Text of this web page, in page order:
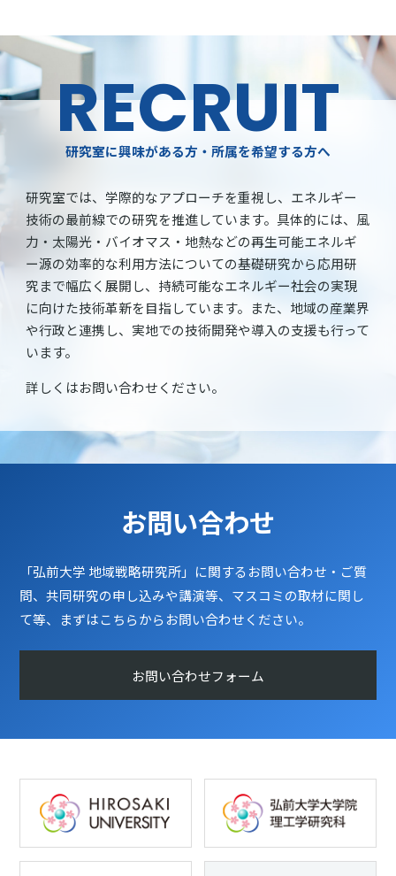
RECRUIT
研究室に興味がある方・所属を希望する方へ
研究室では、学際的なアプローチを重視し、エネルギー
技術の最前線での研究を推進しています。具体的には、風
力・太陽光・バイオマス・地熱などの再生可能エネルギ
ー源の効率的な利用方法についての基礎研究から応用研
究まで幅広く展開し、持続可能なエネルギー社会の実現
に向けた技術革新を目指しています。また、地域の産業界
や行政と連携し、実地での技術開発や導入の支援も行って
います。
詳しくはお問い合わせください。
お問い合わせ
「弘前大学 地域戦略研究所」に関するお問い合わせ・ご質
問、共同研究の申し込みや講演等、マスコミの取材に関し
て等、まずはこちらからお問い合わせください。
お問い合わせフォーム